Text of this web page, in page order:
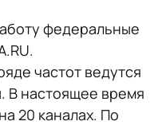
федеральные
частот ведутся
В настоящее время
20 каналах. По